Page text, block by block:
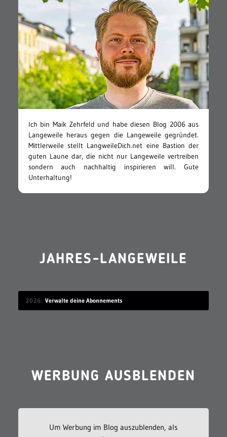
Ich bin Maik Zehrfeld und habe diesen Blog 2006 aus
Langeweile heraus gegen die Langeweile gegründet.
Mittlerweile stellt LangweileDich.net eine Bastion der
guten Laune dar, die nicht nur Langeweile vertreiben
sondern auch nachhaltig inspirieren will. Gute
Unterhaltung!
JAHRES-LANGEWEILE
2026 Verwalte deine Abonnements
WERBUNG AUSBLENDEN
Um Werbung im Blog auszublenden, als